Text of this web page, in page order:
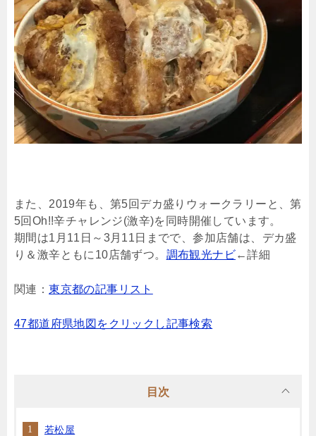
また、2019年も、第5回デカ盛りウォークラリーと、第
5回 Oh!!辛チャレンジ(激辛)を同時開催しています。
期間は1月11日～3月11日までで、参加店舗は、デカ盛
り＆激辛ともに10店舗ずつ。 調布観光ナビ←詳細
関連：東京都の記事リスト
47都道府県地図をクリックし記事検索
目次
若松屋